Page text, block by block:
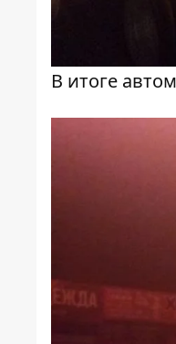
В итоге